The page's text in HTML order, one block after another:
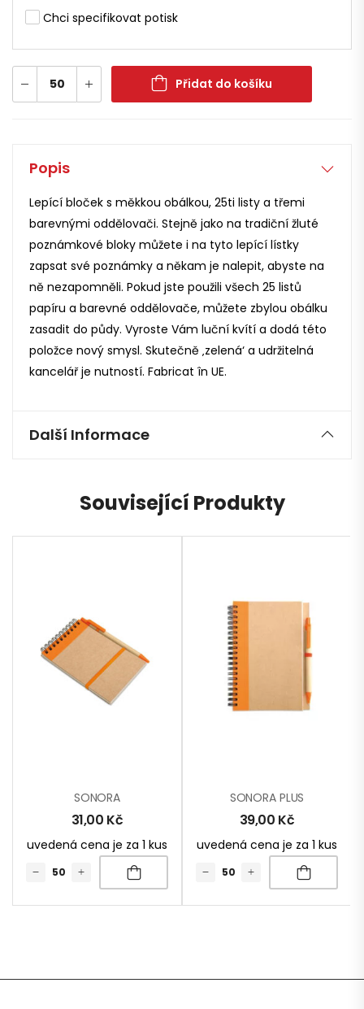
Chci specifikovat potisk
Přidat do košíku
Popis
Lepící bloček s měkkou obálkou, 25ti listy a třemi
barevnými oddělovači. Stejně jako na tradiční žluté
poznámkové bloky můžete i na tyto lepící lístky
zapsat své poznámky a někam je nalepit, abyste na
ně nezapomněli. Pokud jste použili všech 25 listů
papíru a barevné oddělovače, můžete zbylou obálku
zasadit do půdy. Vyroste Vám luční kvítí a dodá této
položce nový smysl. Skutečně ‚zelená‘ a udržitelná
kancelář je nutností. Fabricat în UE.
Další Informace
Související Produkty
SONORA
31,00 Kč
uvedená cena je za 1 kus
SONORA PLUS
39,00 Kč
uvedená cena je za 1 kus